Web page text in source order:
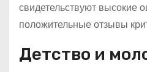
свидетельствуют высокие
положительные отзывы
Детство и